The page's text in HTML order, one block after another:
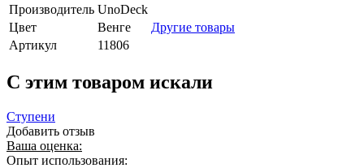
Производитель UnoDeck
Цвет
Венге
Другие товары
Артикул
11806
C этим товаром искали
Ступени
Добавить отзыв
Ваша оценка:
Опыт использования: